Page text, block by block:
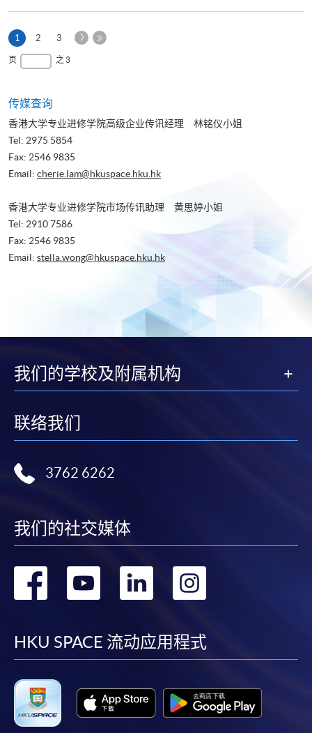
1 本
页
2 3
下
页 之 3
传媒查询
香港大学专业进修学院高级企业传讯经理 林铭仪小姐
Tel: 2975 5854
Fax: 2546 9835
Email: cherie.lam@hkuspace.hku.hk
香港大学专业进修学院市场传讯助理 黄思婷小姐
Tel: 2910 7586
Fax: 2546 9835
Email: stella.wong@hkuspace.hku.hk
我们的学校及附属机构
联络我们
3762 6262
我们的社交媒体
转
facebook
转
youtube
转
linkedin
转
HKU SPACE 流动应用程式